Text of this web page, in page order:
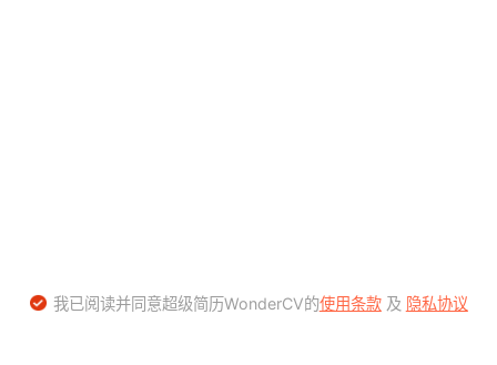
我已阅读并同意超级简历WonderCV的使用条款及 隐私协议